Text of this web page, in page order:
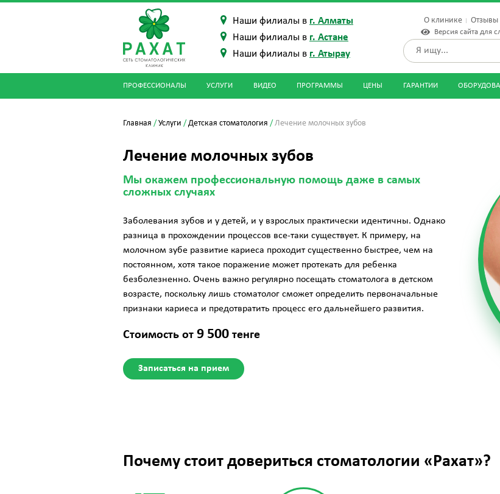
Наши филиалы в г. Алматы
Наши филиалы в г. Астане
Наши филиалы в г. Атырау
О клинике Отзывы
Версия сайта для
ПРОФЕССИОНАЛЫ УСЛУГИ ВИДЕО ПРОГРАММЫ ЦЕНЫ ГАРАНТИИ
Главная /Услуги /Детская стоматология /Лечение молочных зубов
Лечение молочных зубов
Мы окажем профессиональную помощь даже в самых
сложных случаях
Заболевания зубов и у детей, и у взрослых практически идентичны. Однако
разница в прохождении процессов все-таки существует. К примеру, на
молочном зубе развитие кариеса проходит существенно быстрее, чем на
постоянном, хотя такое поражение может протекать для ребенка
безболезненно. Очень важно регулярно посещать стоматолога в детском
возрасте, поскольку лишь стоматолог сможет определить первоначальные
признаки кариеса и предотвратить процесс его дальнейшего развития.
Стоимость от 9 500 тенге
Записаться на прием
Почему стоит довериться стоматологии «Рахат»?